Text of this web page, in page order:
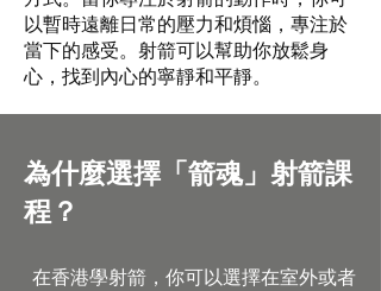
以暫時遠離日常的壓力和煩惱，專注於
當下的感受。射箭可以幫助你放鬆身
心，找到內心的寧靜和平靜。
為什麼選擇「箭魂」射箭課
程？
在香港學射箭，你可以選擇在室外或者